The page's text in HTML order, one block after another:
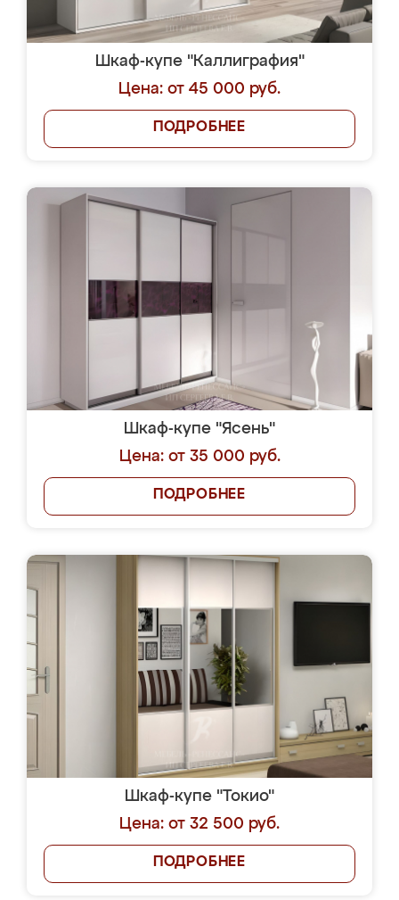
Шкаф-купе "Каллиграфия"
Цена: от 45 000 руб.
ПОДРОБНЕЕ
Шкаф-купе "Ясень"
Цена: от 35 000 руб.
ПОДРОБНЕЕ
Шкаф-купе "Токио"
Цена: от 32 500 руб.
ПОДРОБНЕЕ